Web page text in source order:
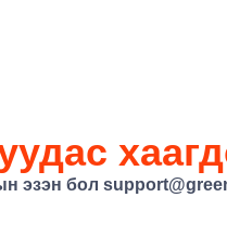
эзэн бол